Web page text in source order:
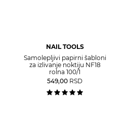
NAIL TOOLS
Samolepljivi papirni šabloni
za izlivanje noktiju NF18
rolna 100/1
549,00 RSD